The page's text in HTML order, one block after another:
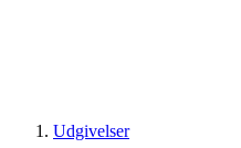
Udgivelser